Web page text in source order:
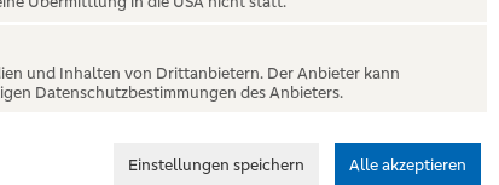
und Inhalten von Drittanbietern. Der Anbieter kann
Datenschutzbestimmungen des Anbieters.
Einstellungen speichern Alle akzeptieren